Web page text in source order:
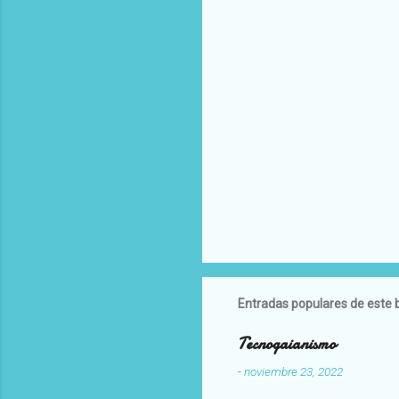
Entradas populares de este
Tecnogaianismo
-noviembre 23, 2022